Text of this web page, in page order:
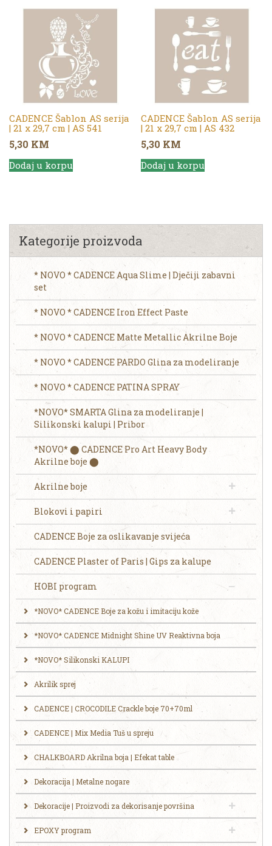
CADENCE Šablon AS serija
| 21 x 29,7 cm | AS 541
5,30 KM
Dodaj u korpu
CADENCE Šablon AS serija
| 21 x 29,7 cm | AS 432
5,30 KM
Dodaj u korpu
Kategorije proizvoda
* NOVO * CADENCE Aqua Slime | Dječiji zabavni
set
* NOVO * CADENCE Iron Effect Paste
* NOVO * CADENCE Matte Metallic Akrilne Boje
* NOVO * CADENCE PARDO Glina za modeliranje
* NOVO * CADENCE PATINA SPRAY
*NOVO* SMARTA Glina za modeliranje |
Silikonski kalupi | Pribor
*NOVO* ⬤ CADENCE Pro Art Heavy Body
Akrilne boje ⬤
Akrilne boje
Blokovi i papiri
CADENCE Boje za oslikavanje svijeća
CADENCE Plaster of Paris | Gips za kalupe
HOBI program
*NOVO* CADENCE Boje za kožu i imitaciju kože
*NOVO* CADENCE Midnight Shine UV Reaktivna boja
*NOVO* Silikonski KALUPI
Akrilik sprej
CADENCE | CROCODILE Crackle boje 70+70ml
CADENCE | Mix Media Tuš u spreju
CHALKBOARD Akrilna boja | Efekat table
Dekoracija | Metalne nogare
Dekoracije | Proizvodi za dekorisanje površina
EPOXY program